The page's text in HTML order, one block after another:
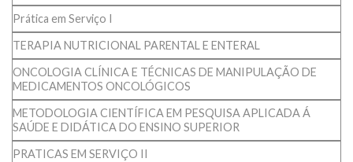
Prática em Serviço I
TERAPIA NUTRICIONAL PARENTAL E ENTERAL
ONCOLOGIA CLÍNICA E TÉCNICAS DE MANIPULAÇÃO DE
MEDICAMENTOS ONCOLÓGICOS
METODOLOGIA CIENTÍFICA EM PESQUISA APLICADA Á
SAÚDE E DIDÁTICA DO ENSINO SUPERIOR
PRATICAS EM SERVIÇO II